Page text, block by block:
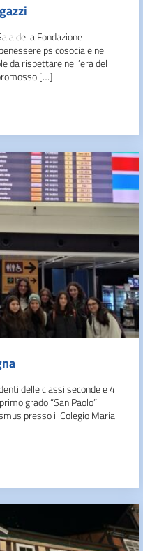
della Fondazione
psicosociale nei
da rispettare nell’era del
[…]
delle classi seconde e 4
grado “San Paolo”
presso il Colegio Maria